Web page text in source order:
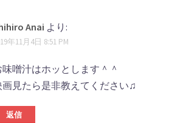
Anai より:
年11月4日 8:51 PM
味噌汁はホッとします＾＾
画見たら是非教えてください♫
返信